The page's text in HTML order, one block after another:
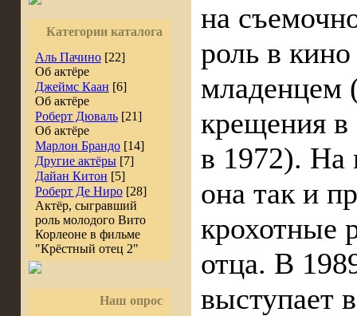
Категории каталога
Аль Пачино [22]
Об актёре
Джеймс Каан [6]
Об актёре
Роберт Дюваль [21]
Об актёре
Марлон Брандо [14]
Другие актёры [7]
Дайан Китон [5]
Роберт Де Ниро [28]
Актёр, сыгравший
роль молодого Вито
Корлеоне в фильме
"Крёстный отец 2"
Наш опрос
на
роль в
младенцем
крещения
в 1972). На
она так и
крохотные
отца. В
выступает